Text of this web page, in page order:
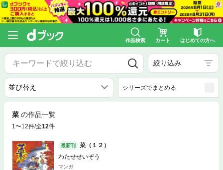
作品検索 カート はじめての方へ
絞り込み
シリーズでまとめる
菜 の作品一覧
1〜12件/全12件
最新刊
菜（１２）
わたせせいぞう
マンガ